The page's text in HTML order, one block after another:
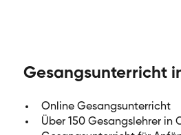
Gesangsunterricht
Online Gesangsunterricht
Über 150 Gesangslehrer in